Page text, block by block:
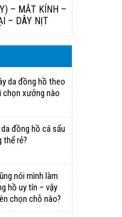
– MẮT KÍNH –
– DÂY NỊT
da đồng hồ theo
chọn xưởng nào
đồng hồ cá sấu
thể rẻ?
nói mình làm
hồ uy tín – vậy
chọn chỗ nào?